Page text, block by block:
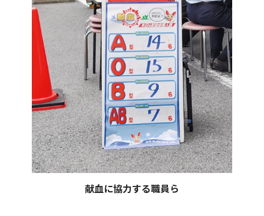
献血に協力する職員ら